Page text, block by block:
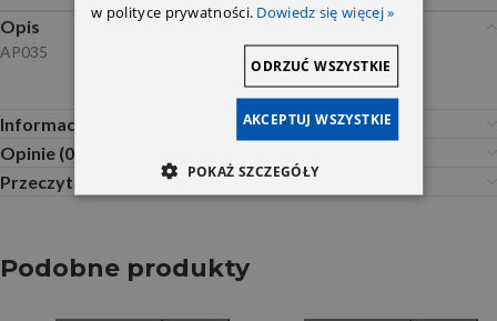
Opis
AP035
Informacje dodatkowe
Opinie (0)
Przeczytaj Przed Zakupem
Podobne produkty
w polityce prywatności. Dowiedz się więcej »
AKCEPTUJ WSZYSTKIE
ODRZUĆ WSZYSTKIE
POKAŻ SZCZEGÓŁY